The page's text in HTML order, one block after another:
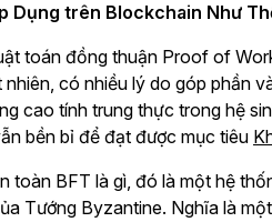
Dụng trên Blockchain Như
toán đồng thuận Proof of
nhiên, có nhiều lý do góp phần
cao tính trung thực trong hệ
bền bỉ để đạt được mục tiêu
toàn BFT là gì, đó là một hệ
Tướng Byzantine. Nghĩa là